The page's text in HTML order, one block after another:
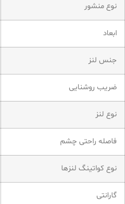
نوع منشور
ابعاد
جنس لنز
ضریب روشنایی
نوع لنز
فاصله راحتی چشم
نوع کواتینگ لنزها
گارانتی